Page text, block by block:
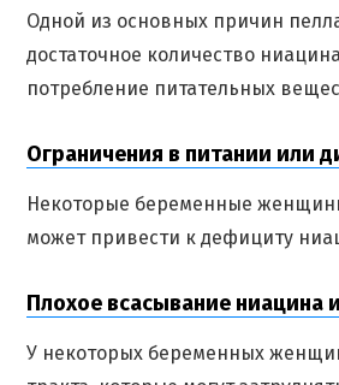
Одной из основных причин
достаточное количество
потребление питательных
Ограничения в питании или
Некоторые беременные
может привести к дефициту
Плохое всасывание ниацина
У некоторых беременных